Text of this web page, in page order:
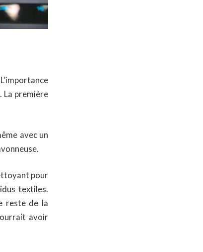
La première
avec un
pour
textiles.
reste de la
avoir